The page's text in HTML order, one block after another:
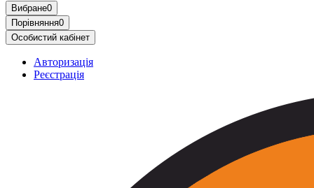
Вибране0
Порівняння0
Особистий кабінет
Авторизація
Реєстрація